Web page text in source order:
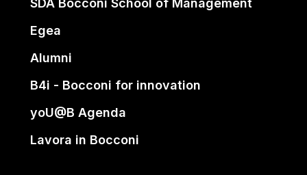
SDA Bocconi School of Management
Egea
Alumni
B4i - Bocconi for innovation
yoU@B Agenda
Lavora in Bocconi